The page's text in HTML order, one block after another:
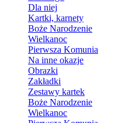
Dla niej
Kartki, karnety
Boże Narodzenie
Wielkanoc
Pierwsza Komunia
Na inne okazje
Obrazki
Zakładki
Zestawy kartek
Boże Narodzenie
Wielkanoc